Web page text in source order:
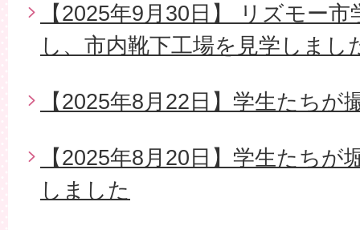
【2025年9月30日】 リズモー
し、市内靴下工場を見学しまし
【2025年8月22日】学生たちが
【2025年8月20日】学生たちが
しました